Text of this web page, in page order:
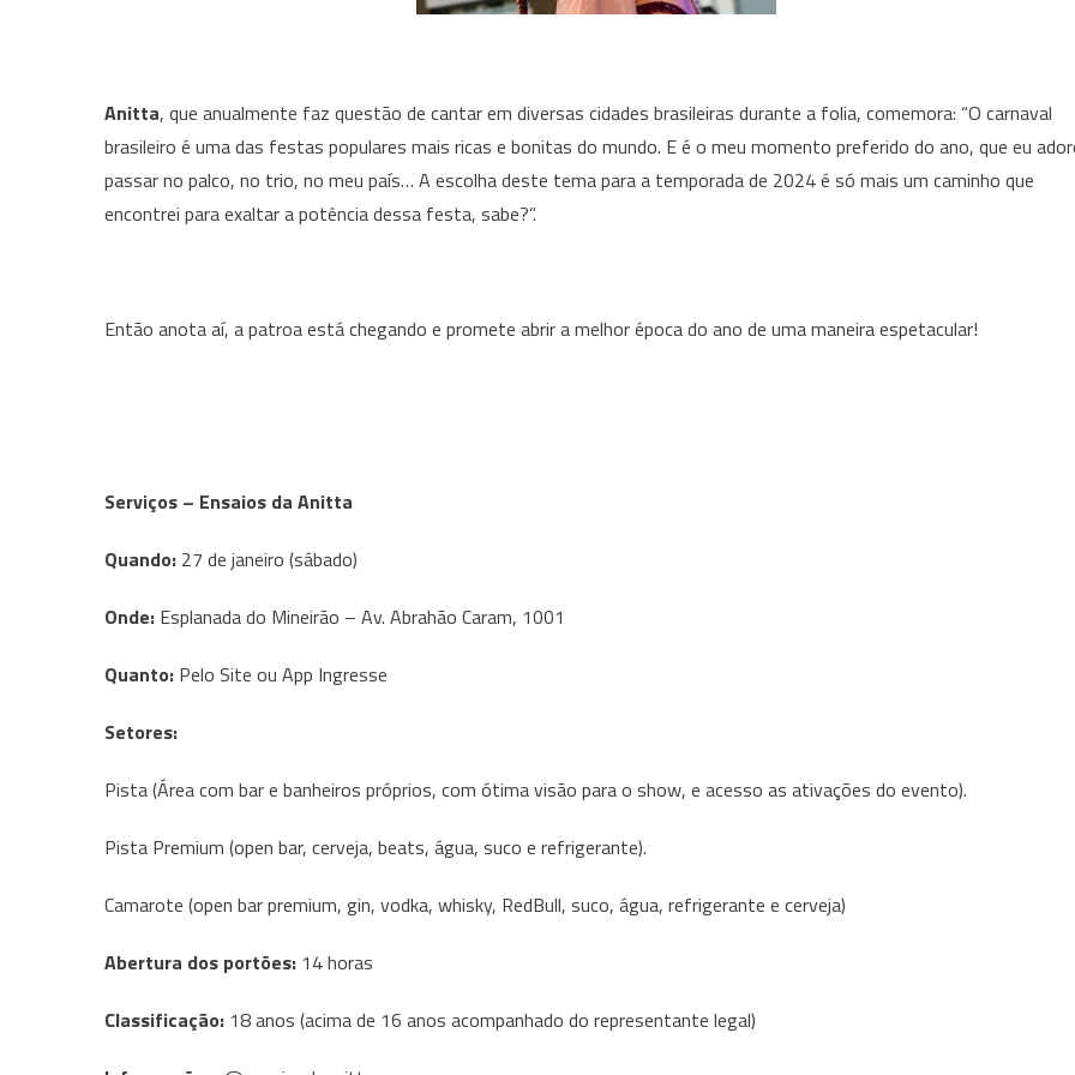
Anitta, que anualmente faz questão de cantar em diversas cidades brasileiras durante a folia, comemora: “O carnaval
brasileiro é uma das festas populares mais ricas e bonitas do mundo. E é o meu momento preferido do ano, que eu
passar no palco, no trio, no meu país… A escolha deste tema para a temporada de 2024 é só mais um caminho que
encontrei para exaltar a potência dessa festa, sabe?”.
Então anota aí, a patroa está chegando e promete abrir a melhor época do ano de uma maneira espetacular!
Serviços – Ensaios da Anitta
Quando: 27 de janeiro (sábado)
Onde: Esplanada do Mineirão – Av. Abrahão Caram, 1001
Quanto: Pelo Site ou App Ingresse
Setores:
Pista (Área com bar e banheiros próprios, com ótima visão para o show, e acesso as ativações do evento).
Pista Premium (open bar, cerveja, beats, água, suco e refrigerante).
Camarote (open bar premium, gin, vodka, whisky, RedBull, suco, água, refrigerante e cerveja)
Abertura dos portões: 14 horas
Classificação: 18 anos (acima de 16 anos acompanhado do representante legal)